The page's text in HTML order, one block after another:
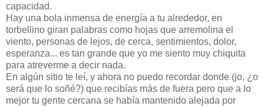
capacidad.
Hay una bola inmensa de energía a tu alrededor, en
torbellino giran palabras como hojas que arremolina el
viento, personas de lejos, de cerca, sentimientos, dolor,
esperanza... es tan grande que yo me siento muy chiquita
para atreverme a decir nada.
En algún sitio te leí, y ahora no puedo recordar donde (jo, ¿o
será que lo soñé?) que recibías más de fuera pero que a lo
mejor tu gente cercana se había mantenido alejada por